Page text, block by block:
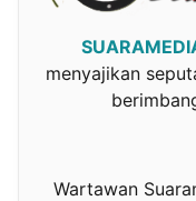
menyajikan
Wartawan